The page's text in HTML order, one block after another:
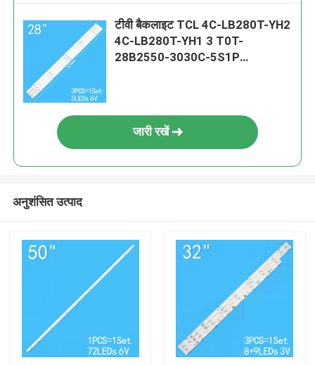
टीवी बैकलाइट TCL 4C-LB280T-YH2
4C-LB280T-YH1 3 T0T-
28B2550-3030C-5S1P
जारी रखें
अनुशंसित उत्पाद